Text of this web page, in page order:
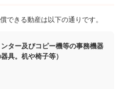
できる動産は以下の通りです。
ター及びコピー機等の事務機器
具。机や椅子等）